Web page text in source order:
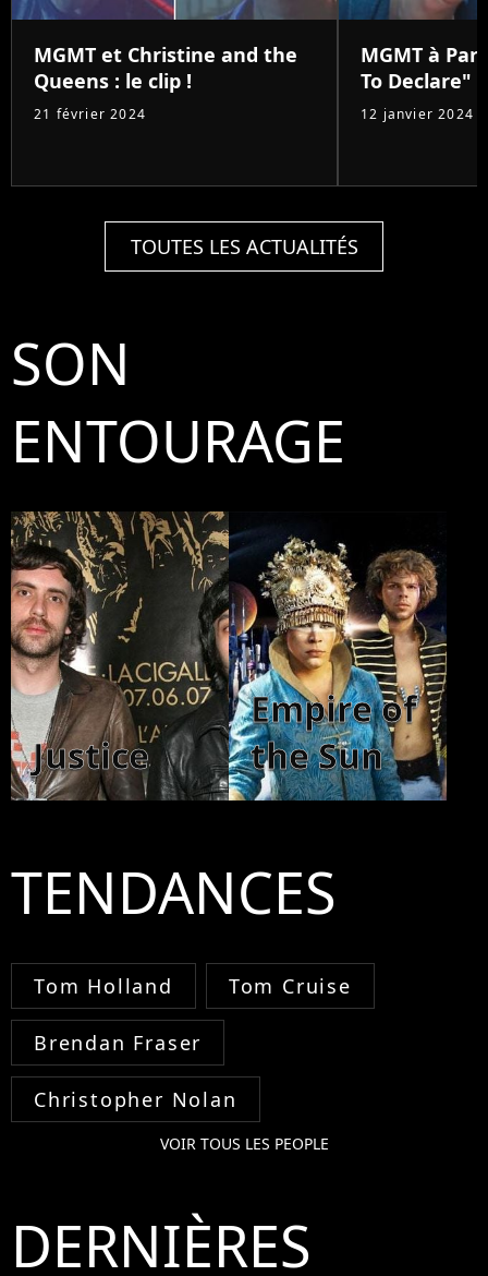
MGMT et Christine and the
Queens : le clip !
21 février 2024
MGMT à
To Declare"
12 janvier 2024
TOUTES LES ACTUALITÉS
SON
ENTOURAGE
Justice
Empire of
the Sun
TENDANCES
Tom Holland Tom Cruise
Brendan Fraser
Christopher Nolan
VOIR TOUS LES PEOPLE
DERNIÈRES